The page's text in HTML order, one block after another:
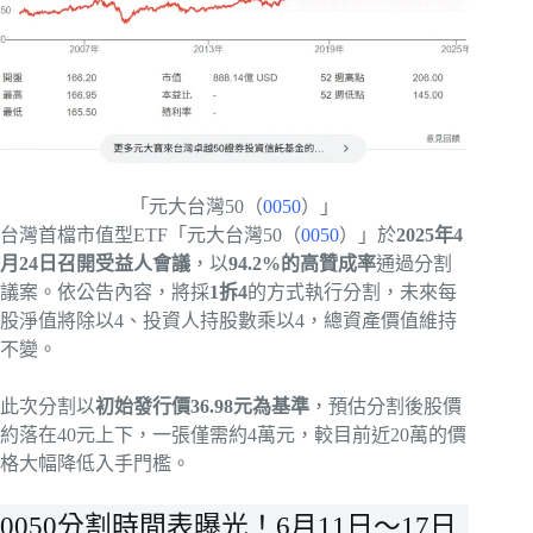
「元大台灣50（0050）」
台灣首檔市值型ETF「元大台灣50（0050）」於2025年4
月24日召開受益人會議 ，以94.2%的高贊成率通過分割
議案。依公告內容，將採1拆4的方式執行分割，未來每
股淨值將除以4、投資人持股數乘以4，總資產價值維持
不變。
此次分割以初始發行價36.98元為基準 ，預估分割後股價
約落在40元上下，一張僅需約4萬元，較目前近20萬的價
格大幅降低入手門檻。
0050分割時間表曝光！6月11日～17日